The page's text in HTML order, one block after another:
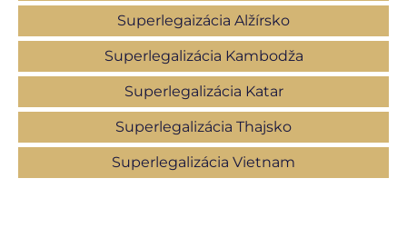
Superlegaizácia Alžírsko
Superlegalizácia Kambodža
Superlegalizácia Katar
Superlegalizácia Thajsko
Superlegalizácia Vietnam